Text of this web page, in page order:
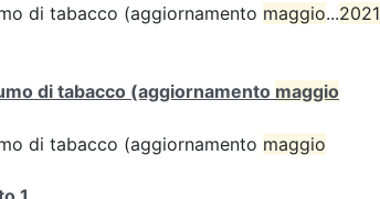
di tabacco (aggiornamento maggio...2021
di tabacco (aggiornamento maggio
di tabacco (aggiornamento maggio